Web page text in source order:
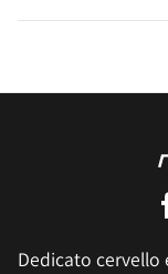
Dedicato